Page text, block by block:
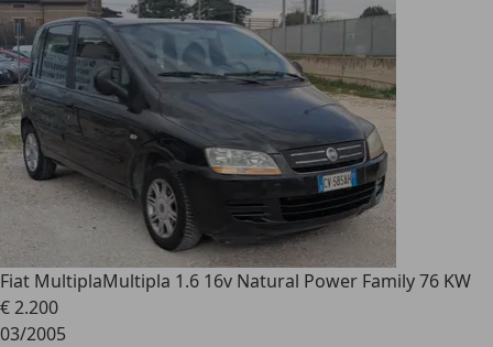
Fiat MultiplaMultipla 1.6 16v Natural Power Family 76 KW
€ 2.200
03/2005